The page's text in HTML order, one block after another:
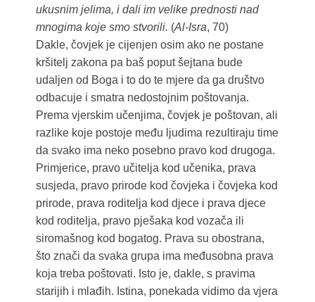
ukusnim jelima, i dali im velike prednosti nad
mnogima koje smo stvorili. (Al-Isra, 70)
Dakle, čovjek je cijenjen osim ako ne postane
kršitelj zakona pa baš poput šejtana bude
udaljen od Boga i to do te mjere da ga društvo
odbacuje i smatra nedostojnim poštovanja.
Prema vjerskim učenjima, čovjek je poštovan, ali
razlike koje postoje među ljudima rezultiraju time
da svako ima neko posebno pravo kod drugoga.
Primjerice, pravo učitelja kod učenika, prava
susjeda, pravo prirode kod čovjeka i čovjeka kod
prirode, prava roditelja kod djece i prava djece
kod roditelja, pravo pješaka kod vozača ili
siromašnog kod bogatog. Prava su obostrana,
što znači da svaka grupa ima međusobna prava
koja treba poštovati. Isto je, dakle, s pravima
starijih i mlađih. Istina, ponekada vidimo da vjera